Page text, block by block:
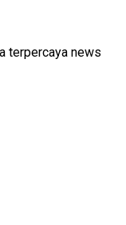
terpercaya news